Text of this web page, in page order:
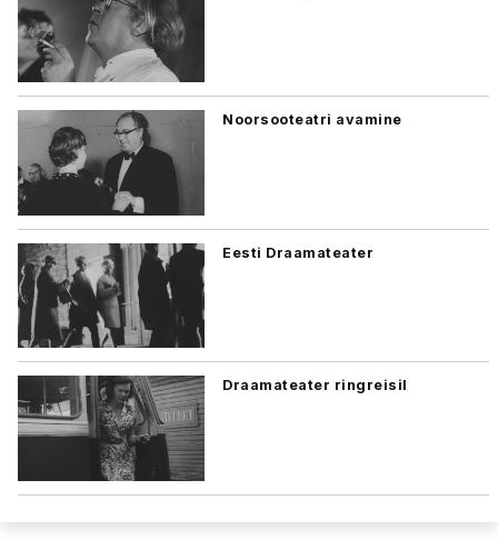
Noorsooteatri avamine
Eesti Draamateater
Draamateater ringreisil